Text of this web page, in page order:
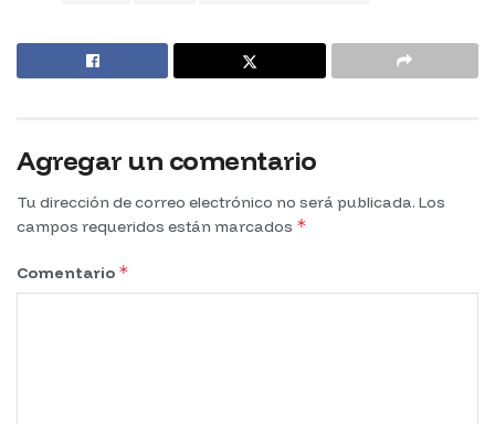
Agregar un comentario
Tu dirección de correo electrónico no será publicada. Los
campos requeridos están marcados *
Comentario *